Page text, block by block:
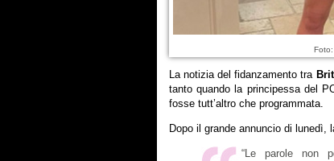
La notizia del fidanzamento tra
tanto quando la principessa del
fosse tutt’altro che programmata.
Dopo il grande annuncio di
“Le parole non